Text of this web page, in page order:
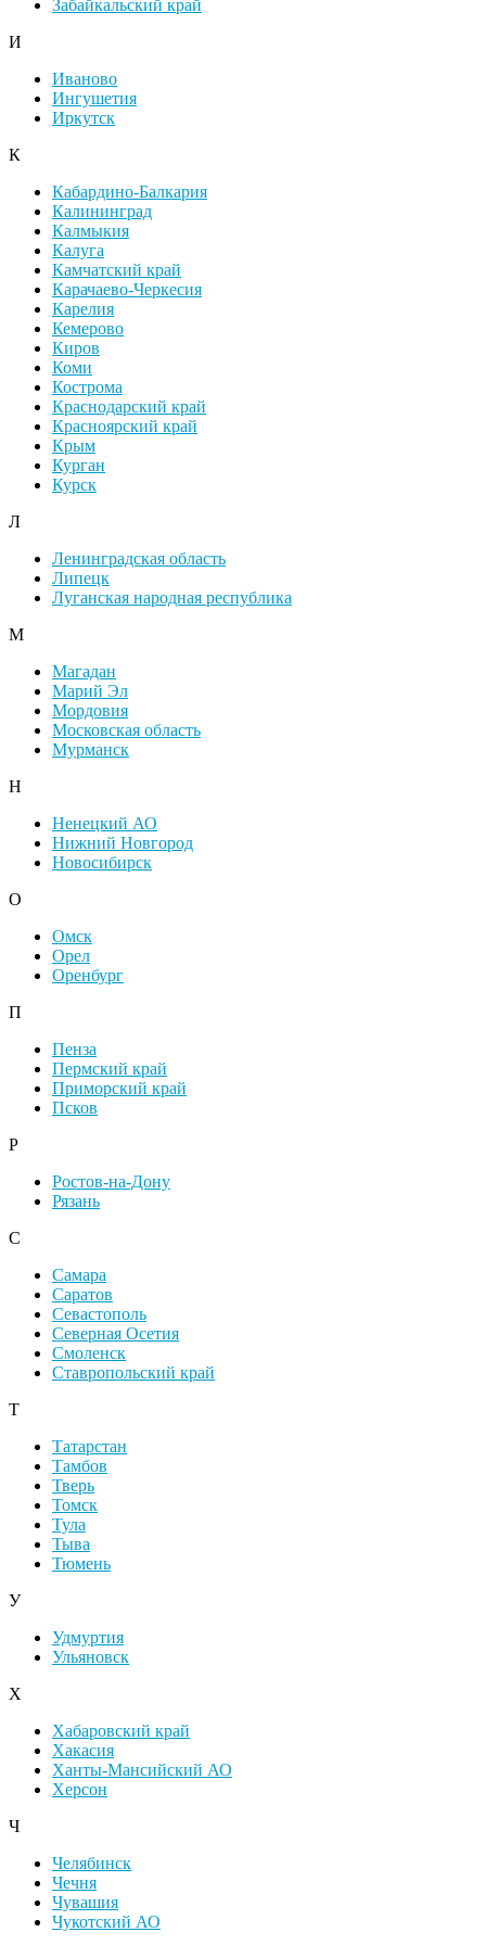
Забайкальский край
И
Иваново
Ингушетия
Иркутск
К
Кабардино-Балкария
Калининград
Калмыкия
Калуга
Камчатский край
Карачаево-Черкесия
Карелия
Кемерово
Киров
Коми
Кострома
Краснодарский край
Красноярский край
Крым
Курган
Курск
Л
Ленинградская область
Липецк
Луганская народная республика
М
Магадан
Марий Эл
Мордовия
Московская область
Мурманск
Н
Ненецкий АО
Нижний Новгород
Новосибирск
О
Омск
Орел
Оренбург
П
Пенза
Пермский край
Приморский край
Псков
Р
Ростов-на-Дону
Рязань
С
Самара
Саратов
Севастополь
Северная Осетия
Смоленск
Ставропольский край
Т
Татарстан
Тамбов
Тверь
Томск
Тула
Тыва
Тюмень
У
Удмуртия
Ульяновск
Х
Хабаровский край
Хакасия
Ханты-Мансийский АО
Херсон
Ч
Челябинск
Чечня
Чувашия
Чукотский АО